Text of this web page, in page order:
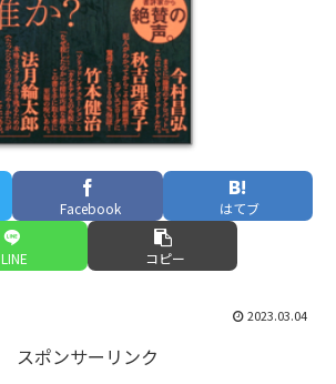
Facebook はてブ
LINE コピー
2023.03.04
スポンサーリンク